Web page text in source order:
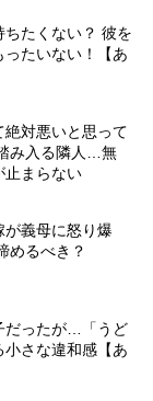
たくない？ 彼を
たいない！【あ
絶対悪いと思って
み入る隣人…無
止まらない
が義母に怒り爆
めるべき？
だったが…「うど
小さな違和感【あ